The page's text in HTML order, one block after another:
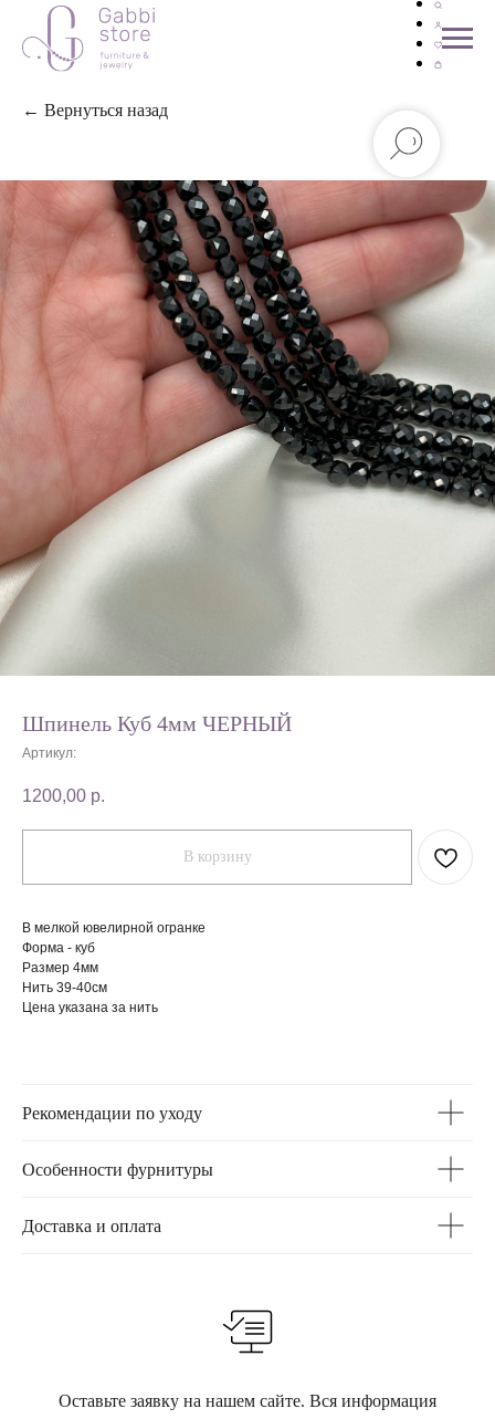
← Вернуться назад
Шпинель Куб 4мм ЧЕРНЫЙ
Артикул:
1200,00 р.
В корзину
В мелкой ювелирной огранке
Форма - куб
Размер 4мм
Нить 39-40см
Цена указана за нить
Рекомендации по уходу
Особенности фурнитуры
Доставка и оплата
Оставьте заявку на нашем сайте. Вся информация